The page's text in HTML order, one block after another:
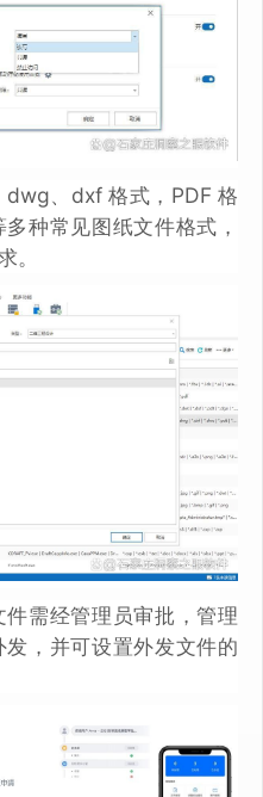
、dxf 格式，PDF 格
种常见图纸文件格式，
。
需经管理员审批，管理
，并可设置外发文件的